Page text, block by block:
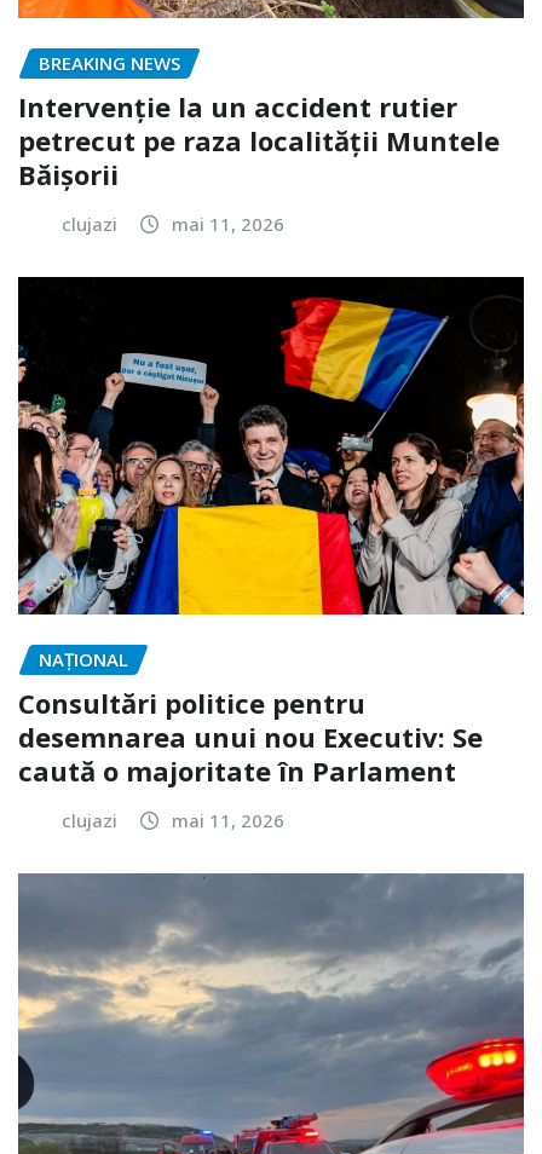
BREAKING NEWS
Intervenție la un accident rutier
petrecut pe raza localității Muntele
Băișorii
clujazi mai 11, 2026
NAŢIONAL
Consultări politice pentru
desemnarea unui nou Executiv: Se
caută o majoritate în Parlament
clujazi mai 11, 2026